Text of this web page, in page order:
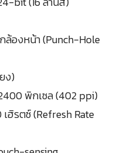
องหน้า (Punch-Hole
ง)
พิกเซล (402 ppi)
ฮิรตซ์ (Refresh Rate